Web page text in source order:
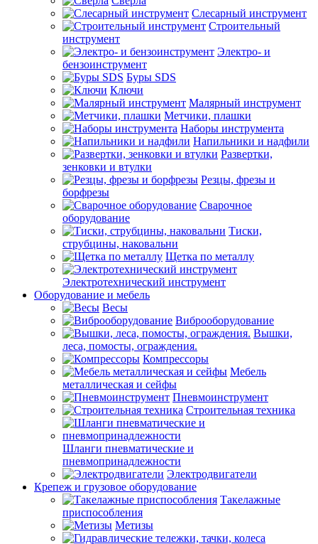
Слесарный инструмент
Строительный
инструмент
Электро- и
бензоинструмент
Буры SDS
Ключи
Малярный инструмент
Метчики, плашки
Наборы инструмента
Напильники и надфили
Развертки,
зенковки и втулки
Резцы, фрезы и
борфрезы
Сварочное
оборудование
Тиски,
струбцины, наковальни
Щетка по металлу
Электротехнический инструмент
Оборудование и мебель
Весы
Виброоборудование
Вышки,
леса, помосты, ограждения.
Компрессоры
Мебель
металлическая и сейфы
Пневмоинструмент
Строительная техника
Шланги пневматические и
пневмопринадлежности
Электродвигатели
Крепеж и грузовое оборудование
Такелажные
приспособления
Метизы